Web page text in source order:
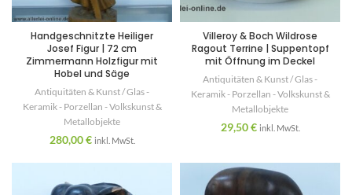
Handgeschnitzte Heiliger
Josef Figur | 72 cm
Zimmermann Holzfigur mit
Hobel und Säge
Antiquitäten & Kunst / Glas -
Keramik - Porzellan - Volkskunst &
Metallobjekte
280,00€ inkl. MwSt.
Villeroy & Boch Wildrose
Ragout Terrine | Suppentopf
mit Öffnung im Deckel
Antiquitäten & Kunst / Glas -
Keramik - Porzellan - Volkskunst &
Metallobjekte
29,50€ inkl. MwSt.